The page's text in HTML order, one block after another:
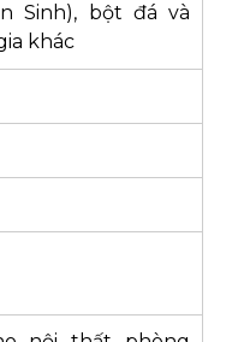
Sinh), bột đá và
khác